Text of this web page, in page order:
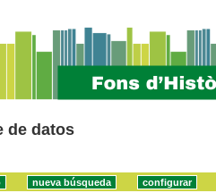
de datos